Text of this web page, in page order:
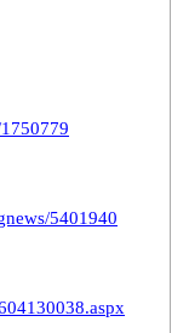
5401940